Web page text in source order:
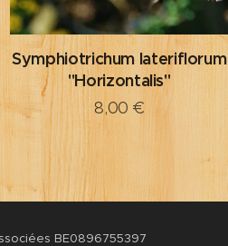
Symphiotrichum lateriflorum
"Horizontalis"
8,00 €
BE0896755397